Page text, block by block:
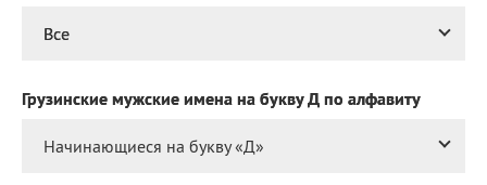
Все
Грузинские мужские имена на букву Д по алфавиту
Начинающиеся на букву «Д»
Lovers Day)
09.08
День победы русского